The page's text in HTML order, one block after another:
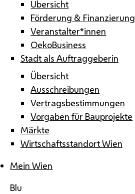
Übersicht
Förderung & Finanzierung
Veranstalter*innen
OekoBusiness
Stadt als Auftraggeberin
Übersicht
Ausschreibungen
Vertragsbestimmungen
Vorgaben für Bauprojekte
Märkte
Wirtschaftsstandort Wien
Mein Wien
Blu